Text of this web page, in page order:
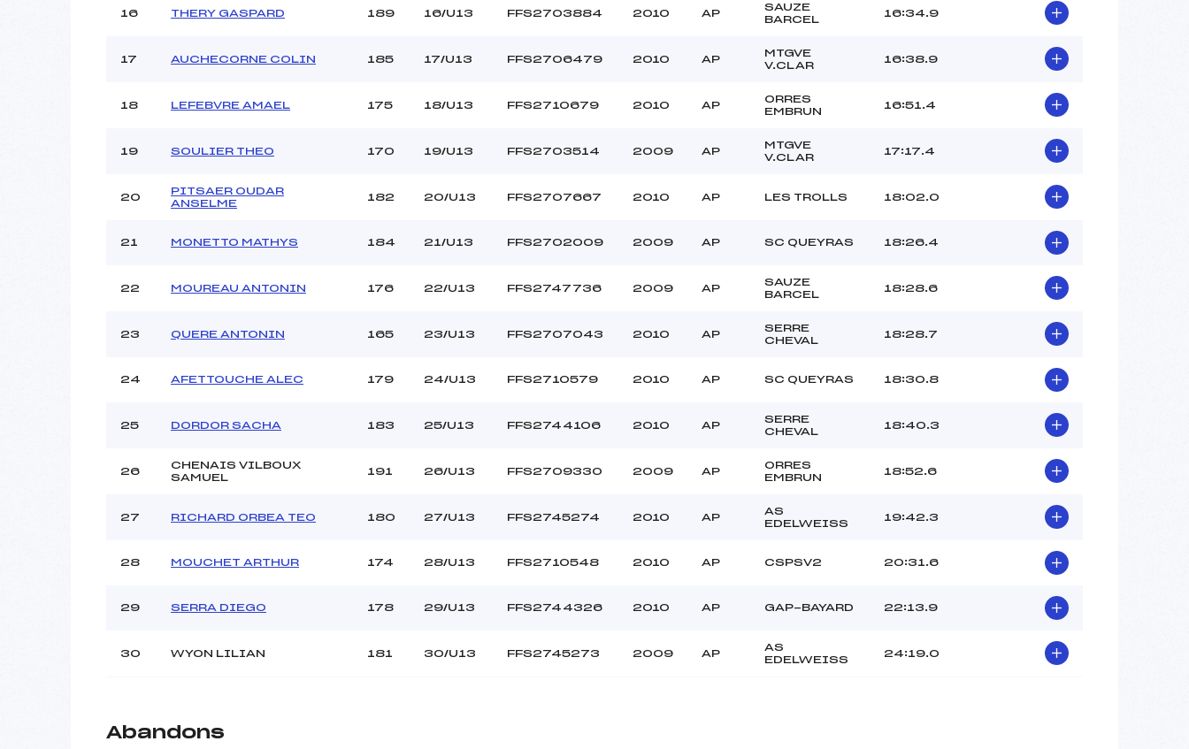
16 THERY GASPARD 189 16/U13 FFS2703884 2010 AP
SAUZE
BARCEL
16:34.9
17 AUCHECORNE COLIN 185 17/U13 FFS2706479 2010 AP
MTGVE
V.CLAR
16:38.9
18 LEFEBVRE AMAEL 175 18/U13 FFS2710679 2010 AP
ORRES
EMBRUN
16:51.4
19 SOULIER THEO 170 19/U13 FFS2703514 2009 AP
MTGVE
V.CLAR
17:17.4
20
PITSAER OUDAR
ANSELME
182 20/U13 FFS2707667 2010 AP LES TROLLS 18:02.0
21 MONETTO MATHYS 184 21/U13 FFS2702009 2009 AP SC QUEYRAS 18:26.4
22 MOUREAU ANTONIN 176 22/U13 FFS2747736 2009 AP
SAUZE
BARCEL
18:28.6
23 QUERE ANTONIN 165 23/U13 FFS2707043 2010 AP
SERRE
CHEVAL
18:28.7
24 AFETTOUCHE ALEC 179 24/U13 FFS2710579 2010 AP SC QUEYRAS 18:30.8
25 DORDOR SACHA 183 25/U13 FFS2744106 2010 AP
SERRE
CHEVAL
18:40.3
26
CHENAIS VILBOUX
SAMUEL
191 26/U13 FFS2709330 2009 AP
ORRES
EMBRUN
18:52.6
27 RICHARD ORBEA TEO 180 27/U13 FFS2745274 2010 AP
AS
EDELWEISS
19:42.3
28 MOUCHET ARTHUR 174 28/U13 FFS2710548 2010 AP CSPSV2 20:31.6
29 SERRA DIEGO 178 29/U13 FFS2744326 2010 AP GAP-BAYARD 22:13.9
30 WYON LILIAN 181 30/U13 FFS2745273 2009 AP
AS
EDELWEISS
24:19.0
Abandons